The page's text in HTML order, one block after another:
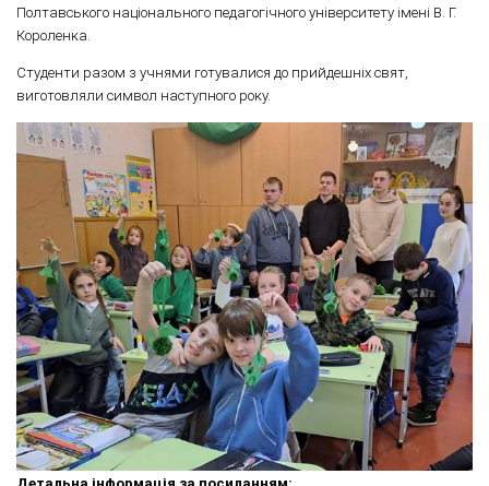
Полтавського національного педагогічного університету імені В. Г.
Короленка.
Студенти разом з учнями готувалися до прийдешніх свят,
виготовляли символ наступного року.